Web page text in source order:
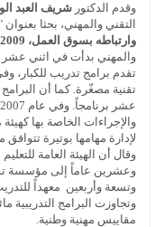
وقدم الدكتور شريف العبد
التقني والمهني، بحثا بعنوان "
وارتباطه بسوق العمل، 2009
والمهني بدأت في اثني عشر
تقدم برامج تدريب للكبار،
تقنية مصغّرة. كما أن البرامج
والإجراءات الخاصة بها
لإدارة مهامها بوتيرة
وقال أن الهيئة العامة
وعشرين عاماً إلى مؤسسة
وتسعة وأربعين معهداً
وتجاوزت البرامج التدريبية
مقاييس مهنية وطنية.